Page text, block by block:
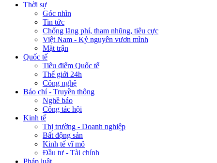
Thời sự
Góc nhìn
Tin tức
Chống lãng phí, tham nhũng, tiêu cực
Việt Nam - Kỷ nguyên vươn mình
Mặt trận
Quốc tế
Tiêu điểm Quốc tế
Thế giới 24h
Công nghệ
Báo chí - Truyền thông
Nghề báo
Công tác hội
Kinh tế
Thị trường - Doanh nghiệp
Bất động sản
Kinh tế vĩ mô
Đầu tư - Tài chính